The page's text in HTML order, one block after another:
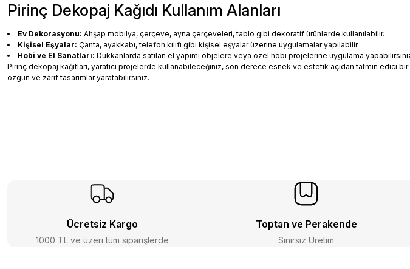
Pirinç Dekopaj Kağıdı Kullanım Alanları
Ev Dekorasyonu: Ahşap mobilya, çerçeve, ayna çerçeveleri, tablo gibi dekoratif ürünlerde kullanılabilir.
Kişisel Eşyalar: Çanta, ayakkabı, telefon kılıfı gibi kişisel eşyalar üzerine uygulamalar yapılabilir.
Hobi ve El Sanatları: Dükkanlarda satılan el yapımı objelere veya özel hobi projelerine uygulama
Pirinç dekopaj kağıtları, yaratıcı projelerde kullanabileceğiniz, son derece esnek ve estetik açıdan tatmin
özgün ve zarif tasarımlar yaratabilirsiniz.
Ücretsiz Kargo
1000 TL ve üzeri tüm siparişlerde
Toptan ve Perakende
Sınırsız Üretim